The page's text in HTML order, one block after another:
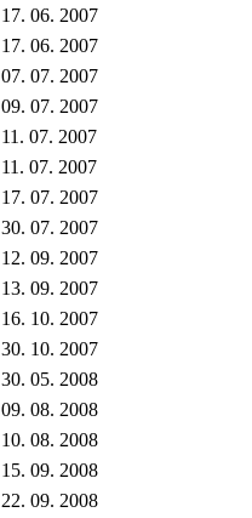
17. 06. 2007
17. 06. 2007
07. 07. 2007
09. 07. 2007
11. 07. 2007
11. 07. 2007
17. 07. 2007
30. 07. 2007
12. 09. 2007
13. 09. 2007
16. 10. 2007
30. 10. 2007
30. 05. 2008
09. 08. 2008
10. 08. 2008
15. 09. 2008
22. 09. 2008